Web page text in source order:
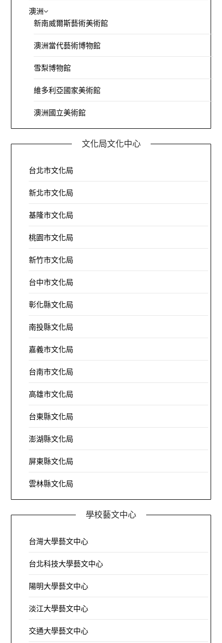
澳洲
新南威爾斯藝術美術館
澳洲當代藝術博物館
雪梨博物館
維多利亞國家美術館
澳洲國立美術館
文化局文化中心
台北市文化局
新北市文化局
基隆市文化局
桃園市文化局
新竹市文化局
台中市文化局
彰化縣文化局
南投縣文化局
嘉義市文化局
台南市文化局
高雄市文化局
台東縣文化局
澎湖縣文化局
屏東縣文化局
雲林縣文化局
學校藝文中心
台灣大學藝文中心
台北科技大學藝文中心
陽明大學藝文中心
淡江大學藝文中心
交通大學藝文中心